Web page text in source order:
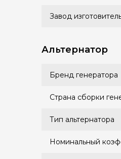
Завод
Альтернатор
Бренд генератора
Страна сборки
Тип альтернатора
Номинальный